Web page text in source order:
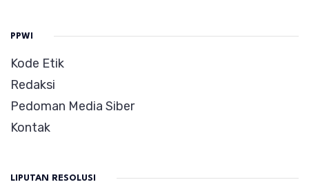
PPWI
Kode Etik
Redaksi
Pedoman Media Siber
Kontak
LIPUTAN RESOLUSI